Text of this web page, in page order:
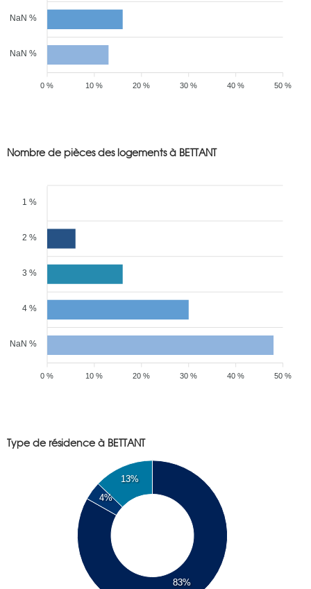
NaN %
NaN %
50 %
40 %
30 %
20 %
10 %
0 %
Nombre de pièces des logements à BETTANT
1 %
2 %
3 %
4 %
NaN %
50 %
40 %
30 %
20 %
10 %
0 %
Type de résidence à BETTANT
83%
4%
13%